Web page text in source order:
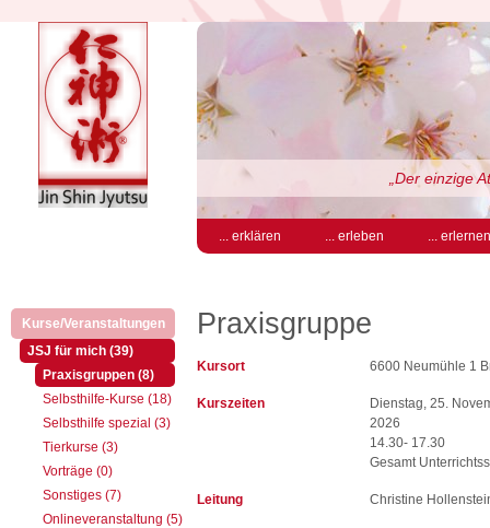
„Der einzige
... erklären ... erleben ... erlernen
Kurse/Veranstaltungen
(aktiv)
JSJ für mich (39)(aktiv)
Praxisgruppen (8)(aktiv)
Selbsthilfe-Kurse (18)
Selbsthilfe spezial (3)
Tierkurse (3)
Vorträge (0)
Sonstiges (7)
Onlineveranstaltung (5)
Praxisgruppe
Kursort 6600 Neumühle 1
Kurszeiten
Dienstag, 25.
2026
14.30- 17.30
Gesamt
Leitung Christine